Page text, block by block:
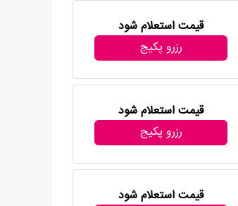
قیمت استعلام شود
رزرو پکیج
قیمت استعلام شود
رزرو پکیج
قیمت استعلام شود